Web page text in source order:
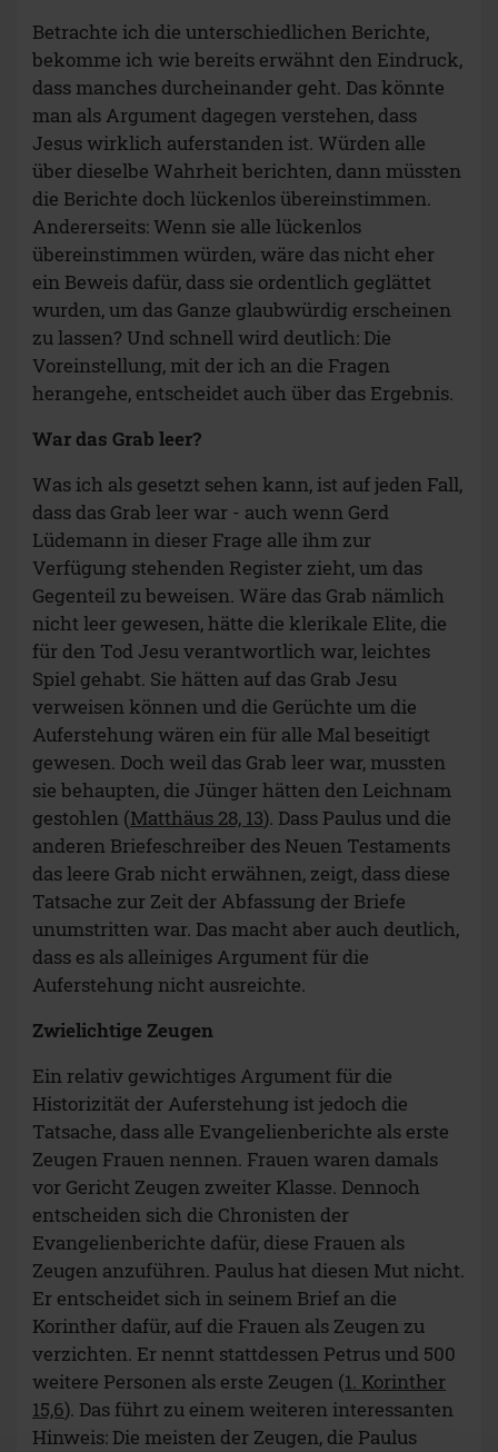
Betrachte ich die unterschiedlichen Berichte,
bekomme ich wie bereits erwähnt den Eindruck,
dass manches durcheinander geht. Das könnte
man als Argument dagegen verstehen, dass
Jesus wirklich auferstanden ist. Würden alle
über dieselbe Wahrheit berichten, dann müssten
die Berichte doch lückenlos übereinstimmen.
Andererseits: Wenn sie alle lückenlos
übereinstimmen würden, wäre das nicht eher
ein Beweis dafür, dass sie ordentlich geglättet
wurden, um das Ganze glaubwürdig erscheinen
zu lassen? Und schnell wird deutlich: Die
Voreinstellung, mit der ich an die Fragen
herangehe, entscheidet auch über das Ergebnis.
War das Grab leer?
Was ich als gesetzt sehen kann, ist auf jeden Fall,
dass das Grab leer war - auch wenn Gerd
Lüdemann in dieser Frage alle ihm zur
Verfügung stehenden Register zieht, um das
Gegenteil zu beweisen. Wäre das Grab nämlich
nicht leer gewesen, hätte die klerikale Elite, die
für den Tod Jesu verantwortlich war, leichtes
Spiel gehabt. Sie hätten auf das Grab Jesu
verweisen können und die Gerüchte um die
Auferstehung wären ein für alle Mal beseitigt
gewesen. Doch weil das Grab leer war, mussten
sie behaupten, die Jünger hätten den Leichnam
gestohlen (Matthäus 28, 13). Dass Paulus und die
anderen Briefeschreiber des Neuen Testaments
das leere Grab nicht erwähnen, zeigt, dass diese
Tatsache zur Zeit der Abfassung der Briefe
unumstritten war. Das macht aber auch deutlich,
dass es als alleiniges Argument für die
Auferstehung nicht ausreichte.
Zwielichtige Zeugen
Ein relativ gewichtiges Argument für die
Historizität der Auferstehung ist jedoch die
Tatsache, dass alle Evangelienberichte als erste
Zeugen Frauen nennen. Frauen waren damals
vor Gericht Zeugen zweiter Klasse. Dennoch
entscheiden sich die Chronisten der
Evangelienberichte dafür, diese Frauen als
Zeugen anzuführen. Paulus hat diesen Mut nicht.
Er entscheidet sich in seinem Brief an die
Korinther dafür, auf die Frauen als Zeugen zu
verzichten. Er nennt stattdessen Petrus und 500
weitere Personen als erste Zeugen (1. Korinther
15,6). Das führt zu einem weiteren interessanten
Hinweis: Die meisten der Zeugen, die Paulus